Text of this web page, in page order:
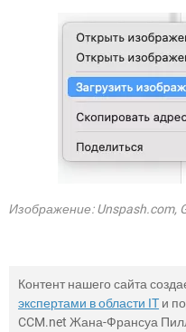
Изображение: Unspash.com,
Контент нашего сайта
экспертами в области IT и
CCM.net Жана-Франсуа